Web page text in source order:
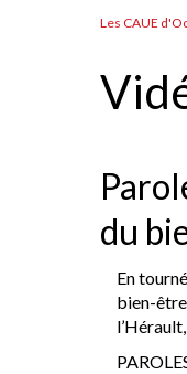
Hérault
Les CAUE
du
En
bien-